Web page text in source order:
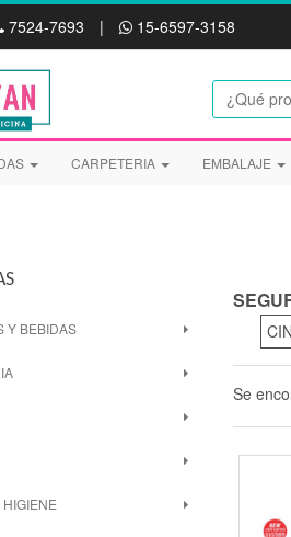
CARPETERIA EMBALAJE
7524-7693 | 15-6597-3158
Y BEBIDAS
Se